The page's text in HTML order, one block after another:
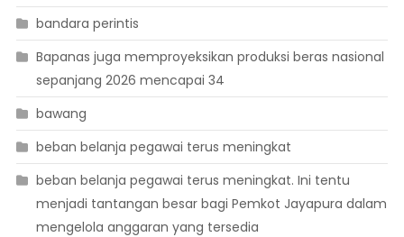
bandara perintis
Bapanas juga memproyeksikan produksi beras nasional
sepanjang 2026 mencapai 34
bawang
beban belanja pegawai terus meningkat
beban belanja pegawai terus meningkat. Ini tentu
menjadi tantangan besar bagi Pemkot Jayapura dalam
mengelola anggaran yang tersedia